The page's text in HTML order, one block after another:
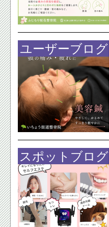
ユーザーブログ
スポットブログ